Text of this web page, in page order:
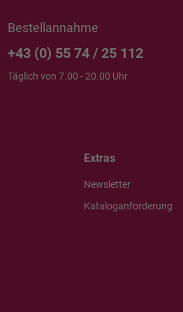
Bestellannahme
+43 (0) 55 74 / 25 112
Täglich von 7.00 - 20.00 Uhr
Extras
Newsletter
Kataloganforderung